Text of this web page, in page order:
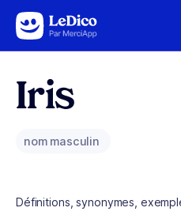
Aller au contenu
Iris
nom masculin
Définitions, synonymes,